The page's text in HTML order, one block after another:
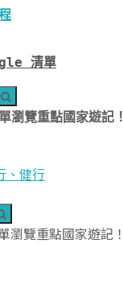
清單
瀏覽重點國家遊記！
瀏覽重點國家遊記！